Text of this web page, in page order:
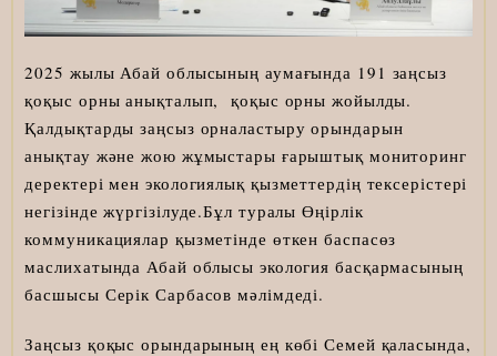
2025 жылы Абай облысының аумағында 191 заңсыз
қоқыс орны анықталып, қоқыс орны жойылды.
Қалдықтарды заңсыз орналастыру орындарын
анықтау және жою жұмыстары ғарыштық мониторинг
деректері мен экологиялық қызметтердің тексерістері
негізінде жүргізілуде.Бұл туралы Өңірлік
коммуникациялар қызметінде өткен баспасөз
маслихатында Абай облысы экология басқармасының
басшысы Серік Сарбасов мәлімдеді.
Заңсыз қоқыс орындарының ең көбі Семей қаласында,